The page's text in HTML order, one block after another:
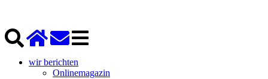
wir berichten
Onlinemagazin